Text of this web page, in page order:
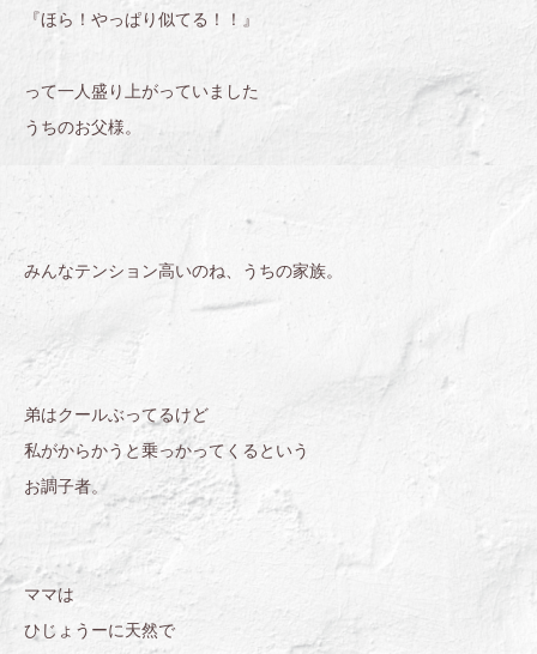
『ほら！やっぱり似てる！！』
って一人盛り上がっていました
うちのお父様。
みんなテンション高いのね、うちの家族。
弟はクールぶってるけど
私がからかうと乗っかってくるという
お調子者。
ママは
ひじょうーに天然で